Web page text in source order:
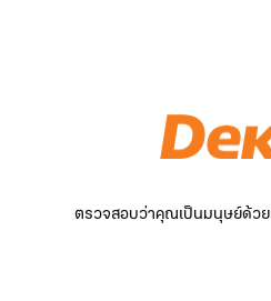
ตรวจสอบว่าคุณเป็นมนุษย์ด้วย